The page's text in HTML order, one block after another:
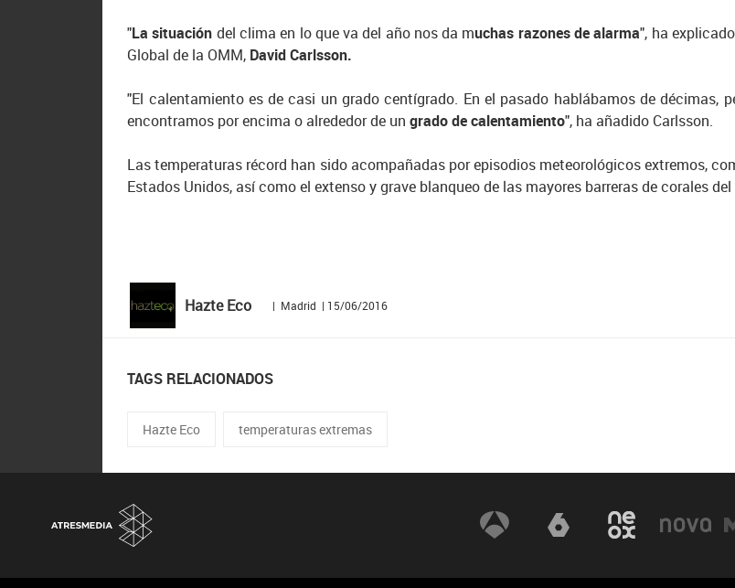
"La situación del clima en lo que va del año nos da muchas razones de alarma", ha
Global de la OMM, David Carlsson.
"El calentamiento es de casi un grado centígrado. En el pasado hablábamos de décimas,
encontramos por encima o alrededor de ungrado de calentamiento", ha añadido Carlsson.
Las temperaturas récord han sido acompañadas por episodios meteorológicos extremos,
Estados Unidos, así como el extenso y grave blanqueo de las mayores barreras de corales
Hazte Eco | Madrid | 15/06/2016
TAGS RELACIONADOS
Hazte Eco temperaturas extremas